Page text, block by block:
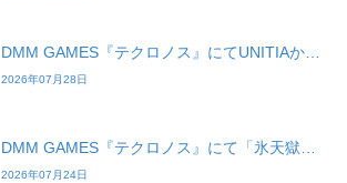
DMM GAMES『テクロノス』にてUNITIAか…
2026年07月28日
DMM GAMES『テクロノス』にて「氷天獄…
2026年07月24日